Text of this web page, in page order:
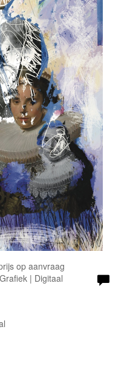
op aanvraag
| Digitaal